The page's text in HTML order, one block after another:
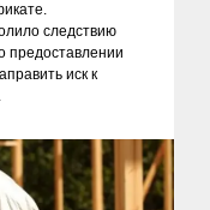
следствию
предоставлении
иск к